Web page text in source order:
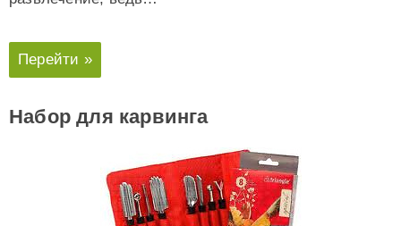
Перейти »
Набор для карвинга